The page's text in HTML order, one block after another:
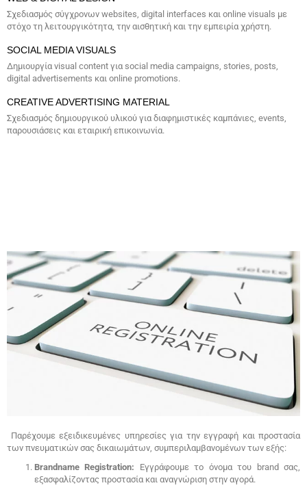
Σχεδιασμός σύγχρονων websites, digital interfaces και online visuals με
στόχο τη λειτουργικότητα, την αισθητική και την εμπειρία χρήστη.
SOCIAL MEDIA VISUALS
Δημιουργία visual content για social media campaigns, stories, posts,
digital advertisements και online promotions.
CREATIVE ADVERTISING MATERIAL
Σχεδιασμός δημιουργικού υλικού για διαφημιστικές καμπάνιες, events,
παρουσιάσεις και εταιρική επικοινωνία.
Παρέχουμε εξειδικευμένες υπηρεσίες για την εγγραφή και προστασία
των πνευματικών σας δικαιωμάτων, συμπεριλαμβανομένων των εξής:
Brandname Registration: Εγγράφουμε το όνομα του brand σας,
εξασφαλίζοντας προστασία και αναγνώριση στην αγορά.